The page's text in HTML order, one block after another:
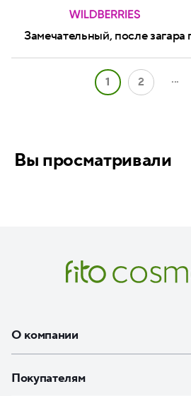
Замечательный, после загара
1 2 ...
Вы просматривали
О компании
Покупателям